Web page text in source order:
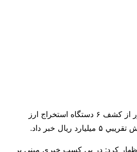
فرمانده انتظامي نيشابور از کشف ۶ دستگاه استخراج ارز
ريال خبر داد.
کرد: در پي کسب خبري مبني بر